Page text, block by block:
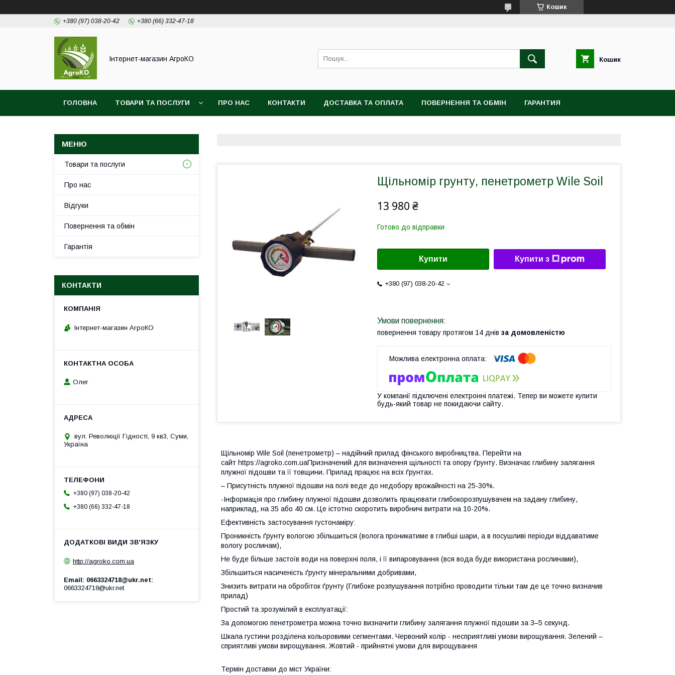
Кошик
+380 (97) 038-20-42 +380 (66) 332-47-18
Інтернет-магазин АгроКО Кошик
ГОЛОВНА ТОВАРИ ТА ПОСЛУГИ ПРО НАС КОНТАКТИ ДОСТАВКА ТА ОПЛАТА ПОВЕРНЕННЯ ТА ОБМІН ГАРАНТИЯ
Щільномір грунту, пенетрометр Wile Soil
13 980 ₴
Готово до відправки
Купити Купити з
+380 (97) 038-20-42
повернення товару протягом 14 днів за домовленістю
У компанії підключені електронні платежі. Тепер ви можете купити
будь-який товар не покидаючи сайту.
Щільномір Wile Soil (пенетрометр) – надійний прилад фінського виробництва. Перейти на
сайт https://agroko.com.uaПризначений для визначення щільності та опору ґрунту. Визначає глибину залягання
плужної підошви та її товщини. Прилад працює на всіх ґрунтах.
– Присутність плужної підошви на полі веде до недобору врожайності на 25-30%.
-Інформація про глибину плужної підошви дозволить працювати глибокорозпушувачем на задану глибину,
наприклад, на 35 або 40 см. Це істотно скоротить виробничі витрати на 10-20%.
Ефективність застосування густонаміру:
Проникність ґрунту вологою збільшиться (волога проникатиме в глибші шари, а в посушливі періоди віддаватиме
вологу рослинам),
Не буде більше застоїв води на поверхні поля, і її випаровування (вся вода буде використана рослинами),
Збільшиться насиченість ґрунту мінеральними добривами,
Знизить витрати на обробіток ґрунту (Глибоке розпушування потрібно проводити тільки там де це точно визначив
прилад)
Простий та зрозумілий в експлуатації:
За допомогою пенетрометра можна точно визначити глибину залягання плужної підошви за 3–5 секунд.
Шкала густини розділена кольоровими сегментами. Червоний колір - несприятливі умови вирощування. Зелений –
сприятливі умови вирощування. Жовтий - прийнятні умови для вирощування
Термін доставки до міст України:
Товари та послуги
Про нас
Відгуки
Повернення та обмін
Гарантія
КОНТАКТИ
Інтернет-магазин АгроКО
Олег
вул. Революції Гідності, 9 кв3, Суми,
Україна
+380 (97) 038-20-42
+380 (66) 332-47-18
http://agroko.com.ua
Email: 0663324718@ukr.net
0663324718@ukr.net